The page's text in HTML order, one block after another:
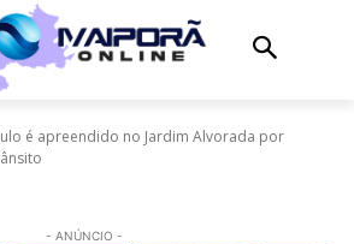
é apreendido no Jardim Alvorada por
- ANÚNCIO -